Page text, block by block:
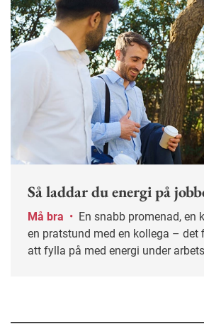
Så laddar du energi på
Må bra •
en pratstund med en kollega – det
att fylla på med energi under